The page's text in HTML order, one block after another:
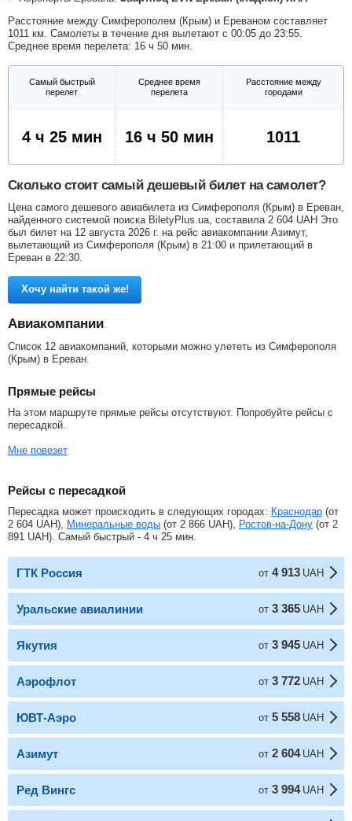
Расстояние между Симферополем (Крым) и Ереваном составляет
1011 км. Самолеты в течение дня вылетают с 00:05 до 23:55.
Среднее время перелета: 16 ч 50 мин.
Самый быстрый
перелет
Среднее время
перелета
Расстояние между
городами
4 ч 25 мин 16 ч 50 мин 1011
Сколько стоит самый дешевый билет на самолет?
Цена самого дешевого авиабилета из Симферополя (Крым) в Ереван,
найденного системой поиска BiletyPlus.ua, составила 2 604 UAH Это
был билет на 12 августа 2026 г. на рейс авиакомпании Азимут,
вылетающий из Симферополя (Крым) в 21:00 и прилетающий в
Ереван в 22:30.
Хочу найти такой же!
Авиакомпании
Список 12 авиакомпаний, которыми можно улететь из Симферополя
(Крым) в Ереван.
Прямые рейсы
На этом маршруте прямые рейсы отсутствуют. Попробуйте рейсы с
пересадкой.
Мне повезет
Рейсы с пересадкой
Пересадка может происходить в следующих городах: Краснодар (от
2 604 UAH), Минеральные воды (от 2 866 UAH), Ростов-на-Дону (от 2
891 UAH). Самый быстрый - 4 ч 25 мин.
ГТК Россия от 4 913 UAH
Уральские авиалинии от 3 365 UAH
Якутия от 3 945 UAH
Аэрофлот от 3 772 UAH
ЮВТ-Аэро от 5 558 UAH
Азимут от 2 604 UAH
Ред Вингс от 3 994 UAH